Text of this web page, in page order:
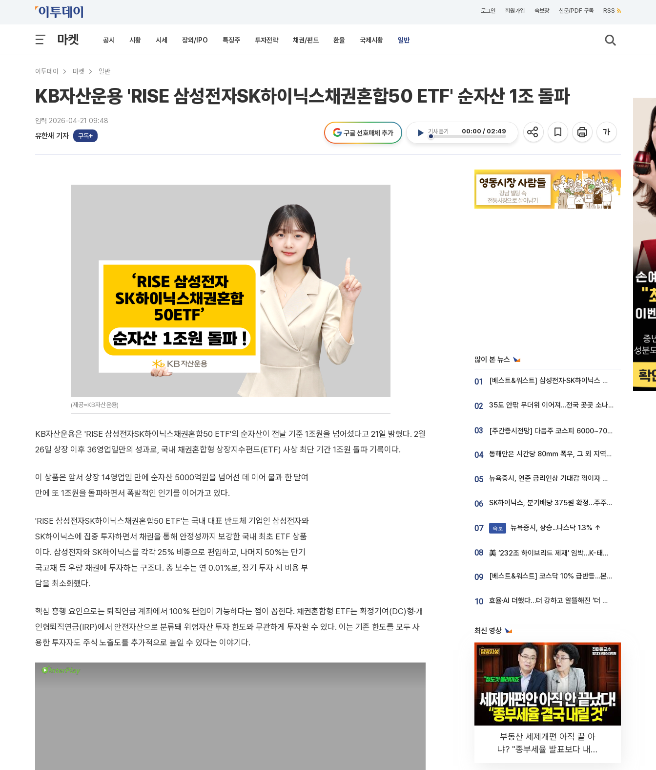
로그인 회원가입 속보창 신문/PDF 구독 RSS
마켓 공시 시황 시세 장외/IPO 특징주 투자전략 채권/펀드 환율 국제시황 일반
이투데이 마켓 일반
KB자산운용 'RISE 삼성전자SK하이닉스채권혼합50 ETF' 순자산 1조 돌파
입력 2026-04-21 09:48
유한새 기자 구독
기사 듣기 00:00 / 02:49
구글 선호매체 추가
(제공=KB자산운용)
KB자산운용은 'RISE 삼성전자SK하이닉스채권혼합50 ETF'의 순자산이 전날 기준 1조원을 넘어섰다고 21일 밝혔다. 2월
26일 상장 이후 36영업일만의 성과로, 국내 채권혼합형 상장지수펀드(ETF) 사상 최단 기간 1조원 돌파 기록이다.
이 상품은 앞서 상장 14영업일 만에 순자산 5000억원을 넘어선 데 이어 불과 한 달여
만에 또 1조원을 돌파하면서 폭발적인 인기를 이어가고 있다.
'RISE 삼성전자SK하이닉스채권혼합50 ETF'는 국내 대표 반도체 기업인 삼성전자와
SK하이닉스에 집중 투자하면서 채권을 통해 안정성까지 보강한 국내 최초 ETF 상품
이다. 삼성전자와 SK하이닉스를 각각 25% 비중으로 편입하고, 나머지 50%는 단기
국고채 등 우량 채권에 투자하는 구조다. 총 보수는 연 0.01%로, 장기 투자 시 비용 부
담을 최소화했다.
핵심 흥행 요인으로는 퇴직연금 계좌에서 100% 편입이 가능하다는 점이 꼽힌다. 채권혼합형 ETF는 확정기여(DC)형·개
인형퇴직연금(IRP)에서 안전자산으로 분류돼 위험자산 투자 한도와 무관하게 투자할 수 있다. 이는 기존 한도를 모두 사
용한 투자자도 주식 노출도를 추가적으로 높일 수 있다는 이야기다.
많이 본 뉴스
01 [베스트&워스트] 삼성전자·SK하이닉스 밀린 한 주…상상인증권은 85% 급등
02 35도 안팎 무더위 이어져…전국 곳곳 소나기 [오늘 날씨]
03 [주간증시전망] 다음주 코스피 6000~7000⋯“外人 수급은 정책이 변수”
04 동해안은 시간당 80㎜ 폭우, 그 외 지역은 폭염…‘극과 극 날씨’
05 뉴욕증시, 연준 금리인상 기대감 꺾이자 상승...S&P500 사상 최고치 [종합]
06 SK하이닉스, 분기배당 375원 확정…주주환원책 9월로 앞당겨 발표
07 속보 뉴욕증시, 상승...나스닥 1.3% ↑
08 美 ‘232조 하이브리드 제재’ 임박…K-태양광, 불확실성 털고 날개 다나
09 [베스트&워스트] 코스닥 10% 급반등…본느, 최대주주 변경 기대에 270% 폭등
10 효율·AI 더했다…더 강하고 알뜰해진 ‘더 뉴 그랜저 하이브리드’ [ET의 모빌리티]
최신 영상
부동산 세제개편 아직 끝 아
냐? "종부세율 발표보다 내릴